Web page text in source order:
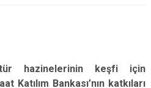
hazinelerinin keşfi için
Katılım Bankası’nın katkıları